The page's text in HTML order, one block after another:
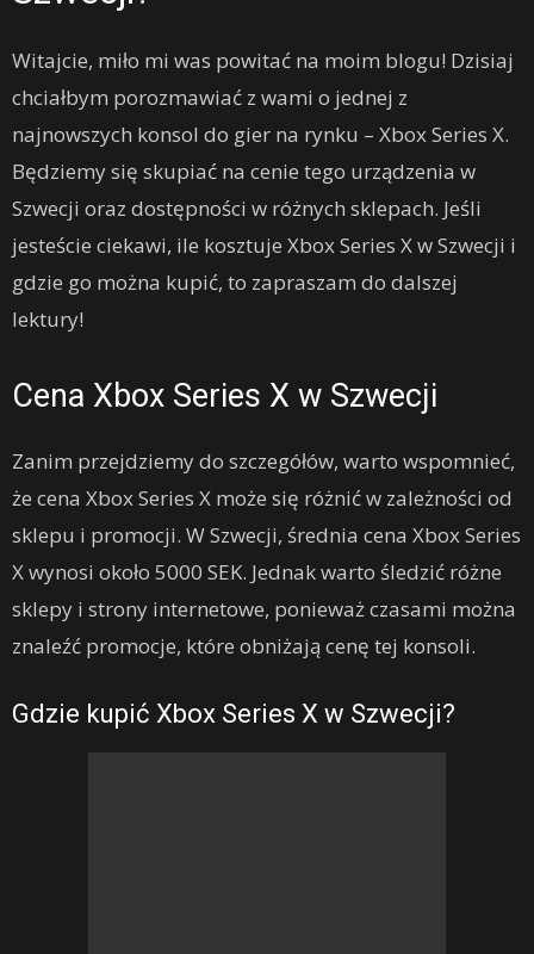
Witajcie, miło mi was powitać na moim blogu! Dzisiaj
chciałbym porozmawiać z wami o jednej z
najnowszych konsol do gier na rynku – Xbox Series X.
Będziemy się skupiać na cenie tego urządzenia w
Szwecji oraz dostępności w różnych sklepach. Jeśli
jesteście ciekawi, ile kosztuje Xbox Series X w Szwecji i
gdzie go można kupić, to zapraszam do dalszej
lektury!
Cena Xbox Series X w Szwecji
Zanim przejdziemy do szczegółów, warto wspomnieć,
że cena Xbox Series X może się różnić w zależności od
sklepu i promocji. W Szwecji, średnia cena Xbox Series
X wynosi około 5000 SEK. Jednak warto śledzić różne
sklepy i strony internetowe, ponieważ czasami można
znaleźć promocje, które obniżają cenę tej konsoli.
Gdzie kupić Xbox Series X w Szwecji?